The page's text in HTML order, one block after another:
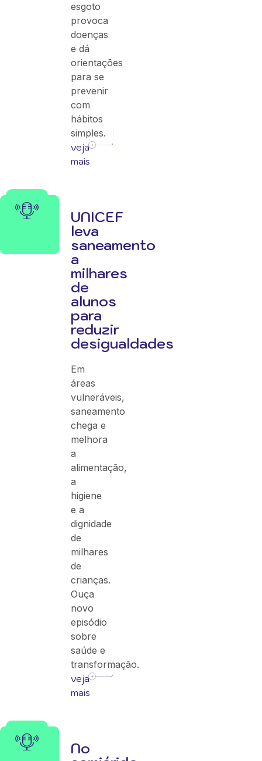
esgoto
provoca
doenças
e dá
orientações
para se
prevenir
com
hábitos
simples.
veja
mais
UNICEF
leva
saneamento
a
milhares
de
alunos
para
reduzir
desigualdades
Em
áreas
vulneráveis,
saneamento
chega e
melhora
a
alimentação,
a
higiene
e a
dignidade
de
milhares
de
crianças.
Ouça
novo
episódio
sobre
saúde e
transformação.
veja
mais
No